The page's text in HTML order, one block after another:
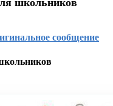
сообщение